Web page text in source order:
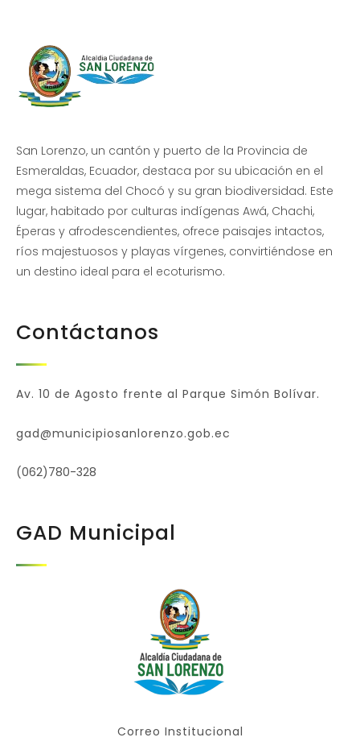
San Lorenzo, un cantón y puerto de la Provincia de
Esmeraldas, Ecuador, destaca por su ubicación en el
mega sistema del Chocó y su gran biodiversidad. Este
lugar, habitado por culturas indígenas Awá, Chachi,
Éperas y afrodescendientes, ofrece paisajes intactos,
ríos majestuosos y playas vírgenes, convirtiéndose en
un destino ideal para el ecoturismo.
Contáctanos
Av. 10 de Agosto frente al Parque Simón Bolívar.
gad@municipiosanlorenzo.gob.ec
(062)780-328
GAD Municipal
Correo Institucional